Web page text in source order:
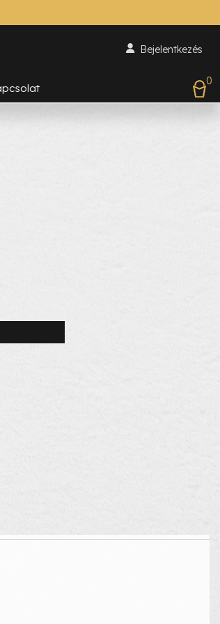
Bejelentkezés
0